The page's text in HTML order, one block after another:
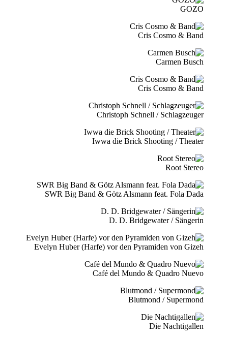
GOZO
Cris Cosmo & Band
Carmen Busch
Cris Cosmo & Band
Christoph Schnell / Schlagzeuger
Iwwa die Brick Shooting / Theater
Root Stereo
SWR Big Band & Götz Alsmann feat. Fola Dada
D. D. Bridgewater / Sängerin
Evelyn Huber (Harfe) vor den Pyramiden von Gizeh
Café del Mundo & Quadro Nuevo
Blutmond / Supermond
Die Nachtigallen